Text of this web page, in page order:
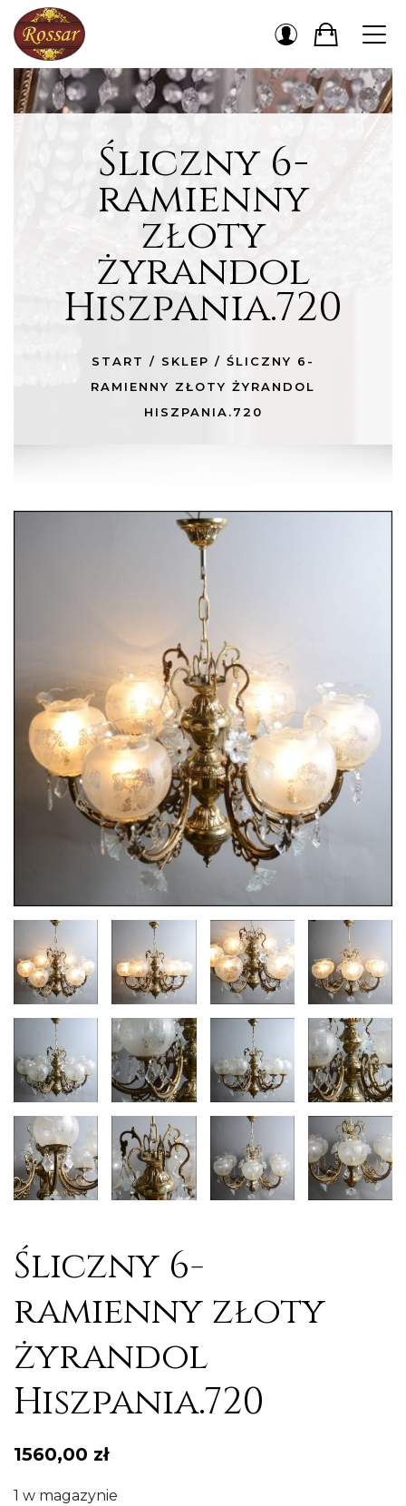
Śliczny 6-
ramienny
złoty
żyrandol
Hiszpania.720
START / SKLEP / ŚLICZNY 6-
RAMIENNY ZŁOTY ŻYRANDOL
HISZPANIA.720
Śliczny 6-
ramienny złoty
żyrandol
Hiszpania.720
1560,00 zł
1 w magazynie